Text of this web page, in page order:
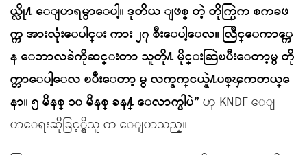
ယ္လို႔ ေျပာရမွာေပါ့။ ဒုတိယ ျဖစ္ တဲ့ တိုက္ပြဲက စကခဖ
က္က အားလုံးေပါင္း ကား ၂၇ စီးေပါ့ေလ။ လြိဳင္ေကာ္ကေ
န ေဘာလခဲကိုဆင္းတာ သူတို႔ မိုင္းဆြဲၿပီးေတာ့မွ တို
က္တာေပါ့ေလ ၿပီးေတာ့ မွ လက္နက္ငယ္နဲ႔ပစ္ၾကတယ္ေ
နာ။ ၅ မိနစ္ ၁၀ မိနစ္ ခန႔္ ေလာက္ပါပဲ” ဟု KNDF ေျ
ပာေရးဆိုခြင့္ရွိသူ က ေျပာသည္။